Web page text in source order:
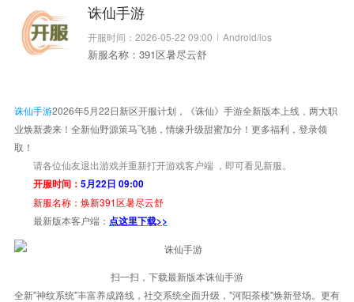
诛仙手游
开服时间：2026-05-22 09:00 Android/ios
新服名称：391区暑尽云舒
诛仙手游2026年5月22日新区开服计划，《诛仙》手游全新版本上线，两大职
业焕新袭来！全新仙野源策马飞驰，情缘升级甜蜜加分！更多福利，登录领
取！
请各位仙友退出游戏并重新打开游戏客户端 ，即可看见新服。
开服时间： 5月22日 09:00
新服名称： 焕新391区暑尽云舒
最新版本客户端： 点这里下载>>
扫一扫，下载最新版本诛仙手游
全新"神纹系统"丰富养成路线，社交系统全面升级，"河阳茶楼"焕新登场。更有